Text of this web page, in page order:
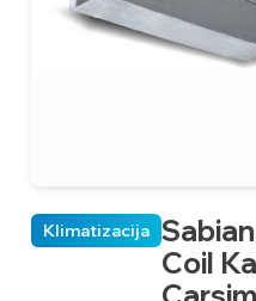
Coil
Klimatizacija